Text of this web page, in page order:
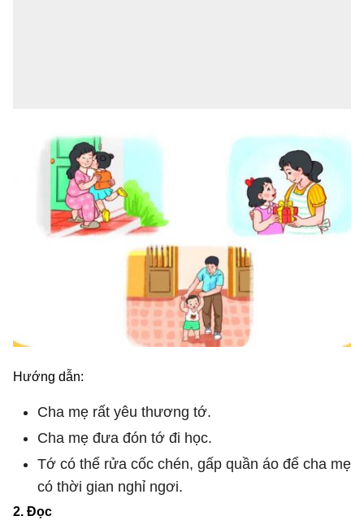
Hướng dẫn:
Cha mẹ rất yêu thương tớ.
Cha mẹ đưa đón tớ đi học.
Tớ có thể rửa cốc chén, gấp quần áo để cha mẹ
có thời gian nghỉ ngơi.
2. Đọc